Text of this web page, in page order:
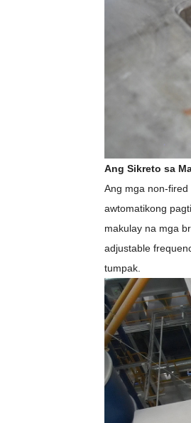
Ang Sikreto sa
Ang mga non-
awtomatikong
makulay na mga
adjustable
tumpak.